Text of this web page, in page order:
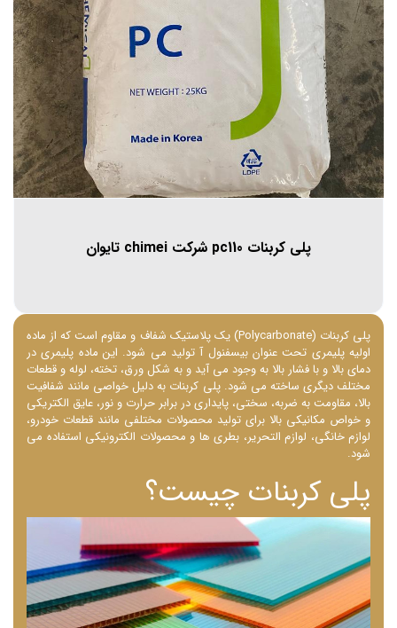
پلی کربنات pc110 شرکت chimei تایوان
پلی کربنات (Polycarbonate) یک پلاستیک شفاف و مقاوم است که از ماده
اولیه پلیمری تحت عنوان بیسفنول آ تولید می ‌شود. این ماده پلیمری در
دمای بالا و با فشار بالا به وجود می‌ آید و به شکل ورق، تخته، لوله و قطعات
مختلف دیگری ساخته می شود. پلی کربنات به دلیل خواصی مانند شفافیت
بالا، مقاومت به ضربه، سختی، پایداری در برابر حرارت و نور، عایق الکتریکی
و خواص مکانیکی بالا برای تولید محصولات مختلفی مانند قطعات خودرو،
لوازم خانگی، لوازم التحریر، بطری ‌ها و محصولات الکترونیکی استفاده می
‌شود.
پلی کربنات چیست؟